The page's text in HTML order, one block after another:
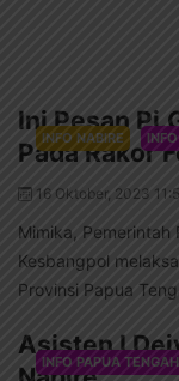
INFO NABIRE
Ini Pesan
Pada Rakor
16 Oktober, 2023
Mimika, Pemerintah
Kesbangpol
Provinsi Papua
INFO PAPUA TENGAH
Asisten I